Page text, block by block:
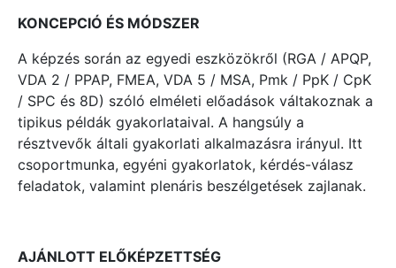
KONCEPCIÓ ÉS MÓDSZER
A képzés során az egyedi eszközökről (RGA / APQP,
VDA 2 / PPAP, FMEA, VDA 5 / MSA, Pmk / PpK / CpK
/ SPC és 8D) szóló elméleti előadások váltakoznak a
tipikus példák gyakorlataival. A hangsúly a
résztvevők általi gyakorlati alkalmazásra irányul. Itt
csoportmunka, egyéni gyakorlatok, kérdés-válasz
feladatok, valamint plenáris beszélgetések zajlanak.
AJÁNLOTT ELŐKÉPZETTSÉG